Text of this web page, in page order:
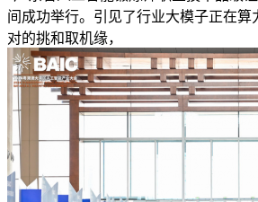
间成功举行。引见了行业大模子正在算
对的挑和取机缘，